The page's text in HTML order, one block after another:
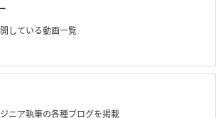
している動画一覧
ニア執筆の各種ブログを掲載